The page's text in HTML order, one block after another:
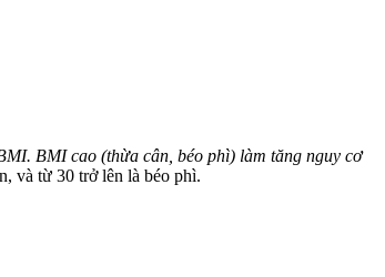
BMI cao (thừa cân, béo phì) làm tăng nguy cơ
và từ 30 trở lên là béo phì.